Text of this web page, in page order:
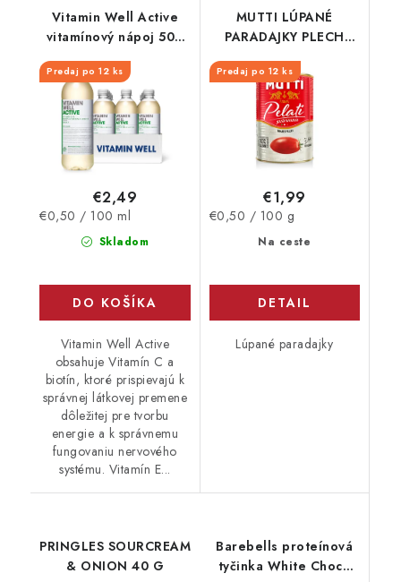
Vitamin Well Active
vitamínový nápoj 500
ml
Predaj po 12 ks
Skladom
€2,49
Jednotková
€0,50 / 100 ml
DO KOŠÍKA
Vitamin Well Active
obsahuje Vitamín C a
biotín, ktoré prispievajú k
správnej látkovej premene
dôležitej pre tvorbu
energie a k správnemu
fungovaniu nervového
systému. Vitamín E...
MUTTI LÚPANÉ
PARADAJKY PLECH
400G
Predaj po 12 ks
Na ceste
€1,99
Jednotková
€0,50 / 100 g
DETAIL
Lúpané paradajky
PRINGLES SOURCREAM
& ONION 40 G
Barebells proteínová
tyčinka White Choco